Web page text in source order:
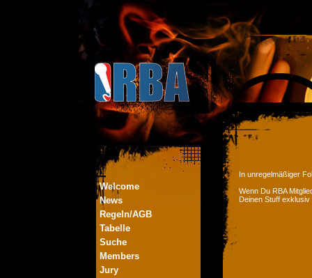
Welcome
News
Regeln/AGB
Tabelle
Suche
Members
Jury
In unregelmäßiger
Wenn Du RBA
Deinen Stuff